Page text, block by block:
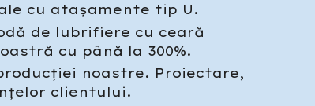
cu atașamente tip U.
de lubrifiere cu ceară
cu până la 300%.
noastre. Proiectare,
clientului.